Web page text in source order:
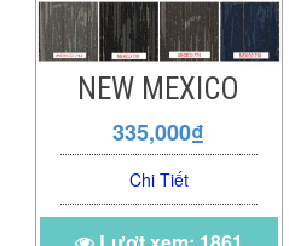
NEW MEXICO
335,000₫
Chi Tiết